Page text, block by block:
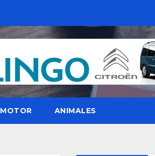
MOTOR ANIMALES